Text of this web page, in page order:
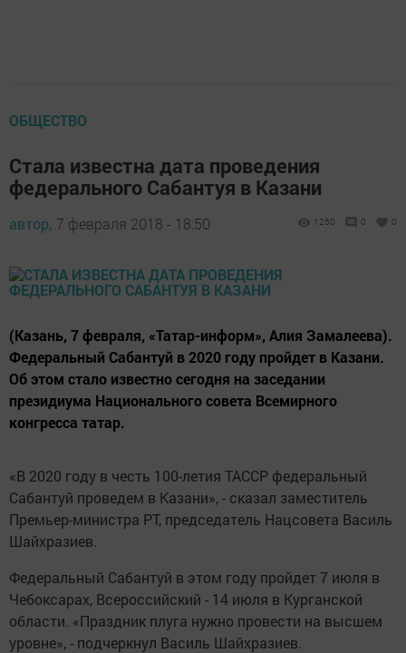
ОБЩЕСТВО
Стала известна дата проведения
федерального Сабантуя в Казани
автор, 7 февраля 2018 - 18:50 1250 0 0
(Казань, 7 февраля, «Татар-информ», Алия Замалеева).
Федеральный Сабантуй в 2020 году пройдет в Казани.
Об этом стало известно сегодня на заседании
президиума Национального совета Всемирного
конгресса татар.
«В 2020 году в честь 100-летия ТАССР федеральный
Сабантуй проведем в Казани», - сказал заместитель
Премьер-министра РТ, председатель Нацсовета Василь
Шайхразиев.
Федеральный Сабантуй в этом году пройдет 7 июля в
Чебоксарах, Всероссийский - 14 июля в Курганской
области. «Праздник плуга нужно провести на высшем
уровне», - подчеркнул Василь Шайхразиев.